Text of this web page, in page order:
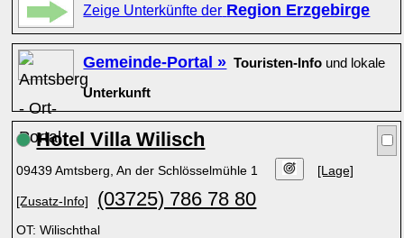
Zeige Unterkünfte der Region Erzgebirge
Gemeinde-Portal » Touristen-Info und lokale
Unterkunft
Hotel Villa Wilisch
09439 Amtsberg, An der Schlösselmühle 1 [Lage]
[Zusatz-Info] (03725) 786 78 80
OT: Wilischthal